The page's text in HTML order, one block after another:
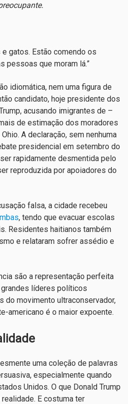
gatos. Estão comendo os
pessoas que moram lá.”
idiomática, nem uma figura de
candidato, hoje presidente dos
acusando imigrantes de –
de estimação dos moradores
A declaração, sem nenhuma
presidencial em setembro do
rapidamente desmentida pelo
reproduzida por apoiadores do
falsa, a cidade recebeu
, tendo que evacuar escolas
Residentes haitianos também
e relataram sofrer assédio e
são a representação perfeita
líderes políticos
do movimento ultraconservador,
americano é o maior expoente.
uma coleção de palavras
especialmente quando
Unidos. O que Donald Trump
E costuma ter